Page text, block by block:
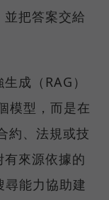
把答案交給
成（RAG）
模型，而是在
約、法規或技
來源依據的
能力協助建